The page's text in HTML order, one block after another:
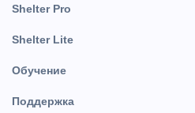
Shelter Pro
Shelter Lite
Обучение
Поддержка